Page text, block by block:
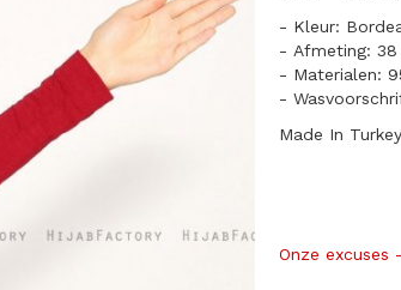
- Kleur:
- Afmeting: 38
- Materialen:
-
Made In Turkey
Onze